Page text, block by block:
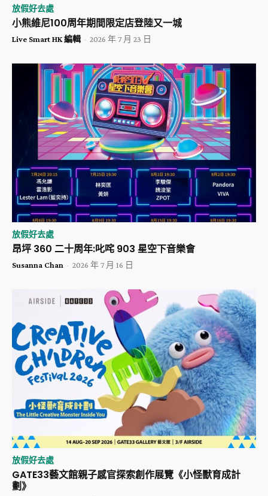
放假好去處
小熊維尼100周年期間限定店登陸又一城
Live Smart HK 編輯 - 2026 年 7 月 23 日
放假好去處
昂坪 360 二十周年:叱咤 903 星空下音樂會
Susanna Chan - 2026 年 7 月 16 日
放假好去處
GATE33藝文館親子感官探索創作展覽《小怪獸育成計
劃》